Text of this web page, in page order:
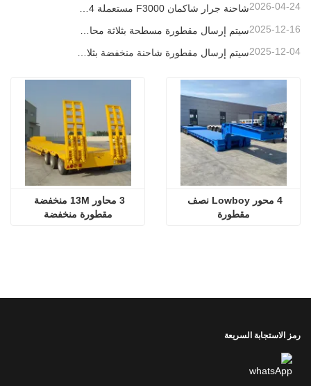
2026-04-24
2025-12-16
سيتم إرسال مقطورة شاحنة منخفضة بثلاثة محاور إلى الكاميرون 2025-12-04
مقطورة منخفضة
مقطورة
رمز الاستجابة السريعة